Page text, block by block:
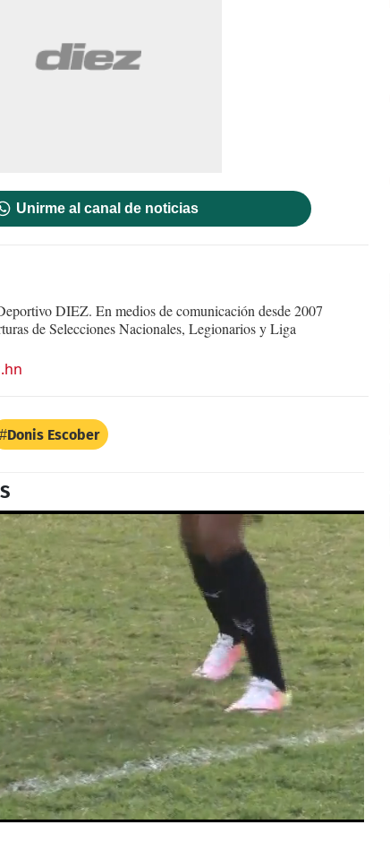
Unirme al canal de noticias
DIEZ. En medios de comunicación desde 2007
de Selecciones Nacionales, Legionarios y Liga
Donis Escober